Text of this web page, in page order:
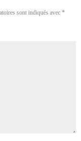
sont indiqués avec *